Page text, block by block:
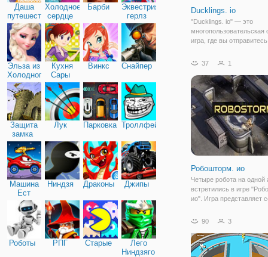
Даша
путешественница
Холодное
сердце
Барби
Эквестрия
герлз
Эльза из
Холодного
сердца
Кухня
Сары
Винкс Снайпер
Защита
замка
Лук Парковка Троллфейс
Машина
Ест
Машину
Ниндзя Драконы Джипы
Роботы РПГ Старые
Лего
Ниндзяго
Ducklings. io
"Ducklings. io" — это
многопользовательская
игра, где вы
ждёт мама утка, которая
разбрелись по всему
могут оказаться в
37 1
Робошторм. ио
Четыре робота на одной
встретились в игре
ио". Игра представляет
оказались здесь, чтобы
внимательности и
Итак, на
90 3